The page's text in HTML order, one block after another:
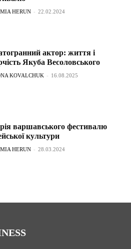
HERUN - 22.02.2024
актор: життя і
Якуба Весоловського
KOVALCHUK - 16.08.2025
варшавського фестивалю
культури
HERUN - 28.03.2024